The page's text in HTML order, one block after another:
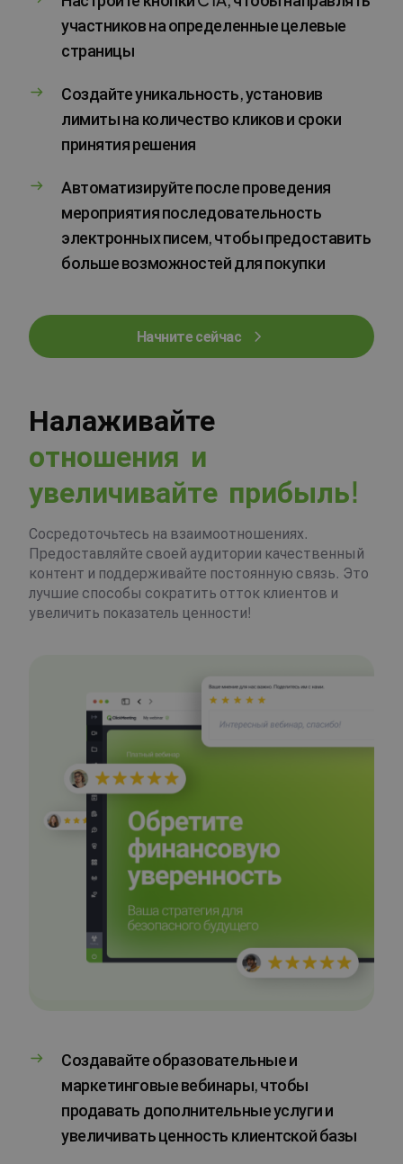
участников на определенные целевые
страницы
Создайте уникальность, установив
лимиты на количество кликов и сроки
принятия решения
Автоматизируйте после проведения
мероприятия последовательность
электронных писем, чтобы предоставить
больше возможностей для покупки
Начните сейчас
Налаживайте
отношения и
увеличивайте прибыль!
Сосредоточьтесь на взаимоотношениях.
Предоставляйте своей аудитории качественный
контент и поддерживайте постоянную связь. Это
лучшие способы сократить отток клиентов и
увеличить показатель ценности!
Создавайте образовательные и
маркетинговые вебинары, чтобы
продавать дополнительные услуги и
увеличивать ценность клиентской базы